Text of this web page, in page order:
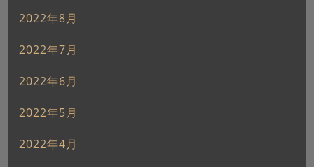
2022年8月
2022年7月
2022年6月
2022年5月
2022年4月